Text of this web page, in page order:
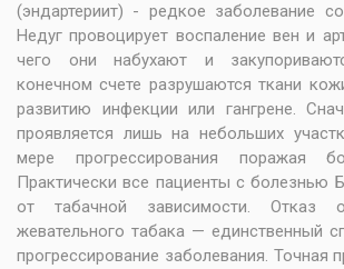
(эндартериит) - редкое заболевание
Недуг провоцирует воспаление вен и
чего они набухают и
конечном счете разрушаются ткани
развитию инфекции или гангрене.
проявляется лишь на небольших
мере прогрессирования поражая
Практически все пациенты с болезнью
от табачной зависимости. Отказ
жевательного табака — единственный
прогрессирование заболевания. Точная